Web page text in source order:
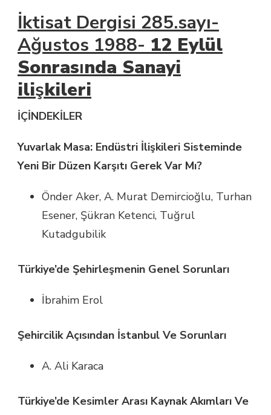
İktisat Dergisi 285.sayı-
Ağustos 1988- 12 Eylül
Sonrasında Sanayi
ilişkileri
İÇİNDEKİLER
Yuvarlak Masa: Endüstri İlişkileri Sisteminde
Yeni Bir Düzen Karşıtı Gerek Var Mı?
Önder Aker, A. Murat Demircioğlu, Turhan
Esener, Şükran Ketenci, Tuğrul
Kutadgubilik
Türkiye’de Şehirleşmenin Genel Sorunları
İbrahim Erol
Şehircilik Açısından İstanbul Ve Sorunları
A. Ali Karaca
Türkiye’de Kesimler Arası Kaynak Akımları Ve